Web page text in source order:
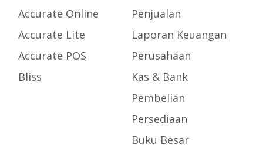
Accurate Online
Accurate Lite
Accurate POS
Bliss
Penjualan
Laporan Keuangan
Perusahaan
Kas & Bank
Pembelian
Persediaan
Buku Besar